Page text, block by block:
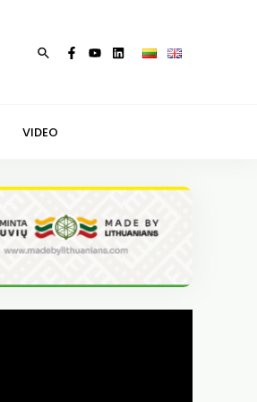
Paieška
VIDEO